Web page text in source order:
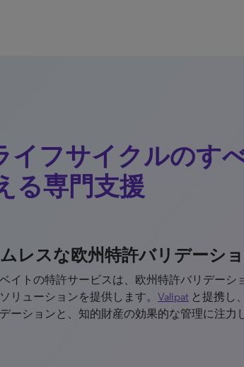
イフサイクルのす
る専門支援
レスな欧州特許バリデーシ
イトの特許サービスは、欧州特許バリデー
リューションを提供します。 Valipat と提携し
ーションと、知的財産の効果的な管理に注力